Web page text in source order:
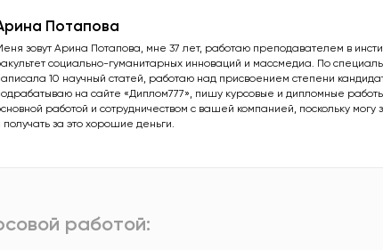
Потапова
зовут Арина Потапова, мне 37 лет, работаю преподавателем в
социально-гуманитарных инноваций и массмедиа. По
10 научный статей, работаю над присвоением степени
на сайте «Диплом777», пишу курсовые и дипломные
работой и сотрудничеством с вашей компанией, поскольку
получать за это хорошие деньги.
работой: